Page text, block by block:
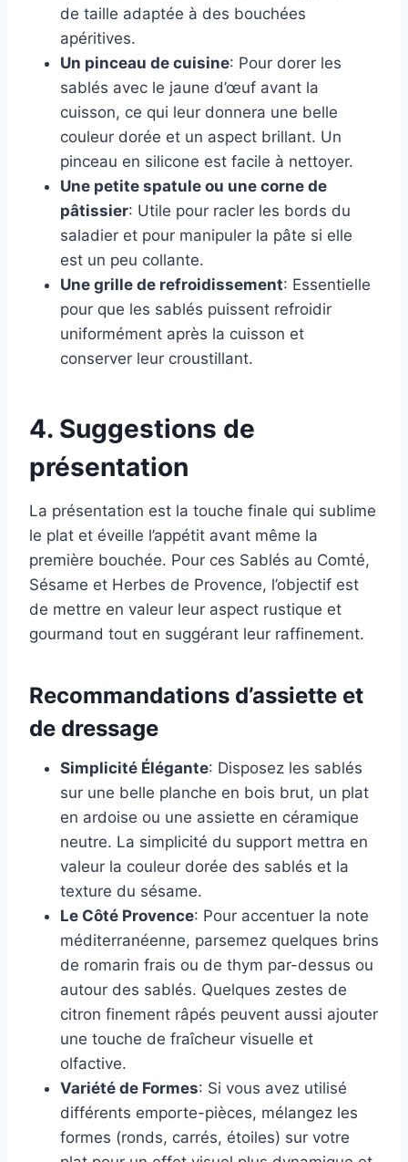
de taille adaptée à des bouchées
apéritives.
Un pinceau de cuisine: Pour dorer les
sablés avec le jaune d’œuf avant la
cuisson, ce qui leur donnera une belle
couleur dorée et un aspect brillant. Un
pinceau en silicone est facile à nettoyer.
Une petite spatule ou une corne de
pâtissier: Utile pour racler les bords du
saladier et pour manipuler la pâte si elle
est un peu collante.
Une grille de refroidissement: Essentielle
pour que les sablés puissent refroidir
uniformément après la cuisson et
conserver leur croustillant.
4. Suggestions de
présentation
La présentation est la touche finale qui sublime
le plat et éveille l’appétit avant même la
première bouchée. Pour ces Sablés au Comté,
Sésame et Herbes de Provence, l’objectif est
de mettre en valeur leur aspect rustique et
gourmand tout en suggérant leur raffinement.
Recommandations d’assiette et
de dressage
Simplicité Élégante: Disposez les sablés
sur une belle planche en bois brut, un plat
en ardoise ou une assiette en céramique
neutre. La simplicité du support mettra en
valeur la couleur dorée des sablés et la
texture du sésame.
Le Côté Provence: Pour accentuer la note
méditerranéenne, parsemez quelques brins
de romarin frais ou de thym par-dessus ou
autour des sablés. Quelques zestes de
citron finement râpés peuvent aussi ajouter
une touche de fraîcheur visuelle et
olfactive.
Variété de Formes: Si vous avez utilisé
différents emporte-pièces, mélangez les
formes (ronds, carrés, étoiles) sur votre